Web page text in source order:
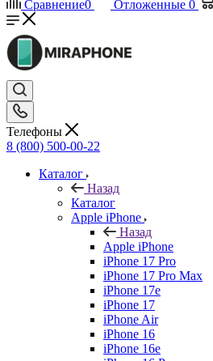
Сравнение0 Отложенные 0
Телефоны
8 (800) 500-00-22
Каталог
Назад
Каталог
Apple iPhone
Назад
Apple iPhone
iPhone 17 Pro
iPhone 17 Pro Max
iPhone 17e
iPhone 17
iPhone Air
iPhone 16
iPhone 16e